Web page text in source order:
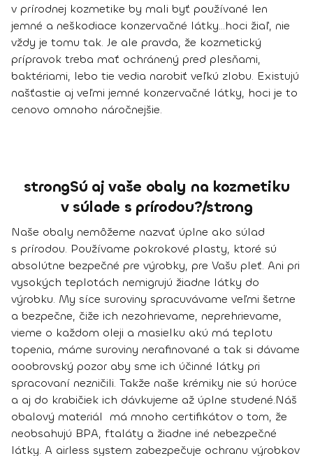
v prírodnej kozmetike by mali byť používané len
jemné a neškodiace konzervačné látky...hoci žiaľ, nie
vždy je tomu tak. Je ale pravda, že kozmetický
prípravok treba mať ochránený pred plesňami,
baktériami, lebo tie vedia narobiť veľkú zlobu. Existujú
našťastie aj veľmi jemné konzervačné látky, hoci je to
cenovo omnoho náročnejšie.
strongSú aj vaše obaly na kozmetiku
v súlade s prírodou?/strong
Naše obaly nemôžeme nazvať úplne ako súlad
s prírodou. Používame pokrokové plasty, ktoré sú
absolútne bezpečné pre výrobky, pre Vašu pleť. Ani pri
vysokých teplotách nemigrujú žiadne látky do
výrobku. My síce suroviny spracuvávame veľmi šetrne
a bezpečne, čiže ich nezohrievame, neprehrievame,
vieme o každom oleji a masielku akú má teplotu
topenia, máme suroviny nerafinované a tak si dávame
ooobrovský pozor aby sme ich účinné látky pri
spracovaní nezničili. Takže naše krémiky nie sú horúce
a aj do krabičiek ich dávkujeme až úplne studené.Náš
obalový materiál má mnoho certifikátov o tom, že
neobsahujú BPA, ftaláty a žiadne iné nebezpečné
látky. A airless system zabezpečuje ochranu výrobkov